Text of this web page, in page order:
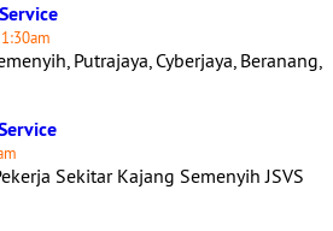
Putrajaya, Cyberjaya, Beranang,
Sekitar Kajang Semenyih JSVS